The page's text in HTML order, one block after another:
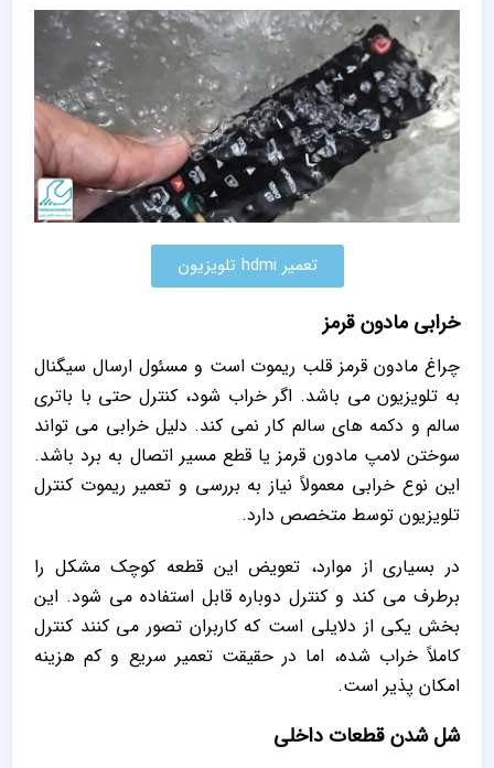
تعمیر hdmi تلویزیون
خرابی مادون قرمز
چراغ مادون قرمز قلب ریموت است و مسئول ارسال سیگنال
به تلویزیون می‌ باشد. اگر خراب شود، کنترل حتی با باتری
سالم و دکمه‌ های سالم کار نمی‌ کند. دلیل خرابی می‌ تواند
سوختن لامپ مادون قرمز یا قطع مسیر اتصال به برد باشد.
این نوع خرابی معمولاً نیاز به بررسی و تعمیر ریموت کنترل
تلویزیون توسط متخصص دارد.
در بسیاری از موارد، تعویض این قطعه کوچک مشکل را
برطرف می‌ کند و کنترل دوباره قابل استفاده می‌ شود. این
بخش یکی از دلایلی است که کاربران تصور می‌ کنند کنترل
کاملاً خراب شده، اما در حقیقت تعمیر سریع و کم‌ هزینه
امکان‌ پذیر است.
شل شدن قطعات داخلی